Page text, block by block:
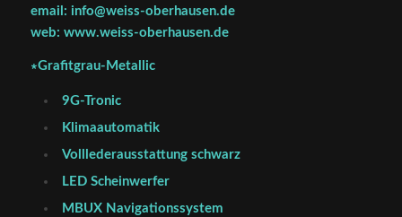
email: info@weiss-oberhausen.de
web: www.weiss-oberhausen.de
∗Grafitgrau-Metallic
9G-Tronic
Klimaautomatik
Volllederausstattung schwarz
LED Scheinwerfer
MBUX Navigationssystem